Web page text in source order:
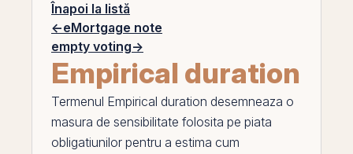
Înapoi la listă
←eMortgage note
empty voting→
Empirical duration
Termenul Empirical duration desemneaza o
masura de sensibilitate folosita pe piata
obligatiunilor pentru a estima cum